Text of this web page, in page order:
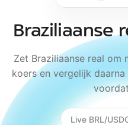
Braziliaanse
Zet Braziliaanse real om
koers en vergelijk
Live BRL/